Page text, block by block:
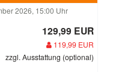
2026, 15:00 Uhr
129,99 EUR
119,99 EUR
zzgl. Ausstattung (optional)